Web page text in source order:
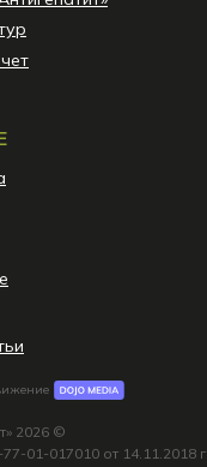
2026 ©
01-017010 от 14.11.2018 г